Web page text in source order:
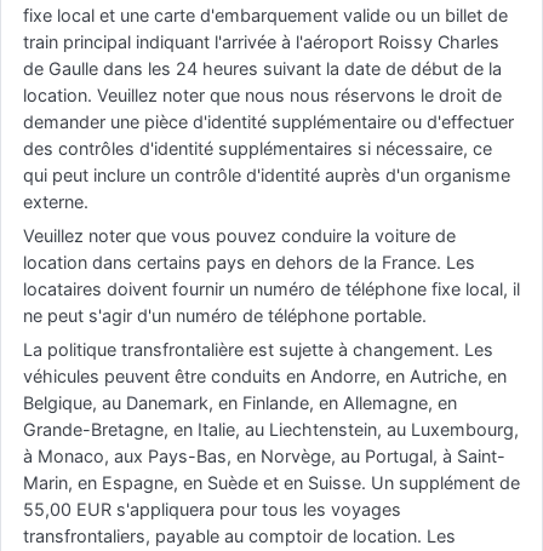
fixe local et une carte d'embarquement valide ou un billet de
train principal indiquant l'arrivée à l'aéroport Roissy Charles
de Gaulle dans les 24 heures suivant la date de début de la
location. Veuillez noter que nous nous réservons le droit de
demander une pièce d'identité supplémentaire ou d'effectuer
des contrôles d'identité supplémentaires si nécessaire, ce
qui peut inclure un contrôle d'identité auprès d'un organisme
externe.
Veuillez noter que vous pouvez conduire la voiture de
location dans certains pays en dehors de la France. Les
locataires doivent fournir un numéro de téléphone fixe local, il
ne peut s'agir d'un numéro de téléphone portable.
La politique transfrontalière est sujette à changement. Les
véhicules peuvent être conduits en Andorre, en Autriche, en
Belgique, au Danemark, en Finlande, en Allemagne, en
Grande-Bretagne, en Italie, au Liechtenstein, au Luxembourg,
à Monaco, aux Pays-Bas, en Norvège, au Portugal, à Saint-
Marin, en Espagne, en Suède et en Suisse. Un supplément de
55,00 EUR s'appliquera pour tous les voyages
transfrontaliers, payable au comptoir de location. Les